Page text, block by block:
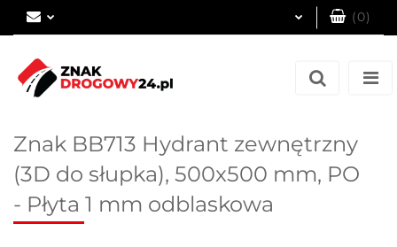
(0)
Znak BB713 Hydrant zewnętrzny
(3D do słupka), 500x500 mm, PO
- Płyta 1 mm odblaskowa